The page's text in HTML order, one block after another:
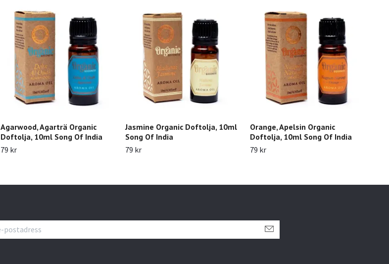
Agarwood, Agarträ Organic
Doftolja, 10ml Song Of India
79 kr
Jasmine Organic Doftolja, 10ml
Song Of India
79 kr
Orange, Apelsin Organic
Doftolja, 10ml Song Of India
79 kr